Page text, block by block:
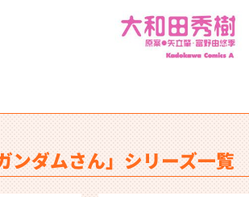
ンダムさん」シリーズ一覧